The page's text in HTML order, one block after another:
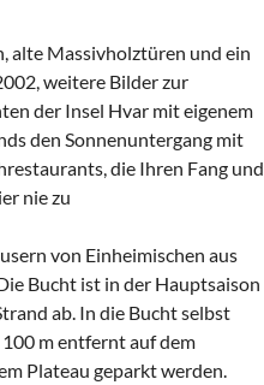
alte Massivholztüren und ein
weitere Bilder zur
der Insel Hvar mit eigenem
den Sonnenuntergang mit
die Ihren Fang und
nie zu
von Einheimischen aus
Bucht ist in der Hauptsaison
ab. In die Bucht selbst
m entfernt auf dem
Plateau geparkt werden.